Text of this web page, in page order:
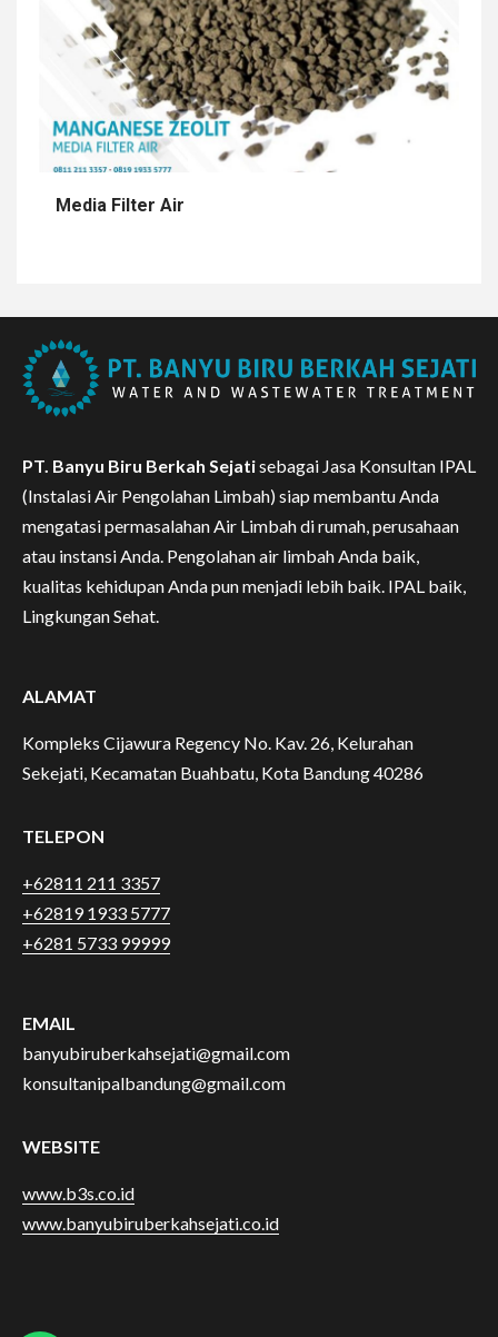
Media Filter Air
PT. Banyu Biru Berkah Sejatisebagai Jasa Konsultan IPAL
(Instalasi Air Pengolahan Limbah) siap membantu Anda
mengatasi permasalahan Air Limbah di rumah, perusahaan
atau instansi Anda. Pengolahan air limbah Anda baik,
kualitas kehidupan Anda pun menjadi lebih baik. IPAL baik,
Lingkungan Sehat.
ALAMAT
Kompleks Cijawura Regency No. Kav. 26, Kelurahan
Sekejati, Kecamatan Buahbatu, Kota Bandung 40286
TELEPON
+62811 211 3357
+62819 1933 5777
+6281 5733 99999
EMAIL
banyubiruberkahsejati@gmail.com
konsultanipalbandung@gmail.com
WEBSITE
www.b3s.co.id
www.banyubiruberkahsejati.co.id